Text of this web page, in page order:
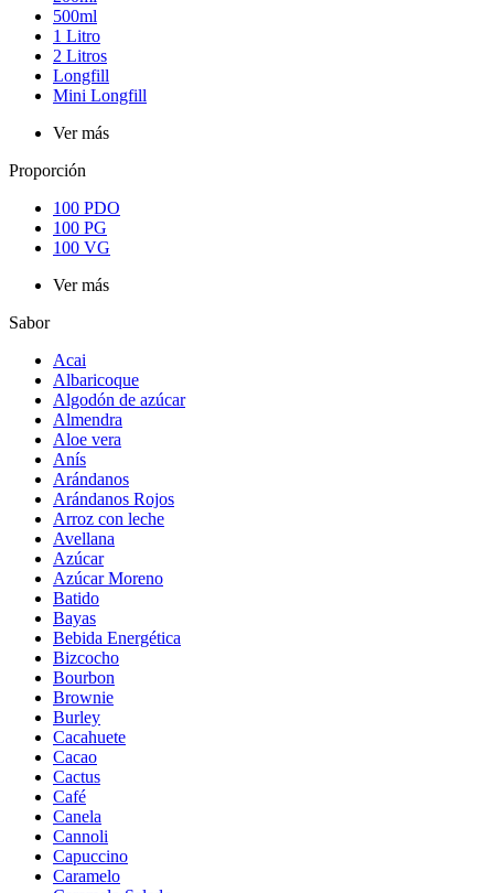
500ml
1 Litro
2 Litros
Longfill
Mini Longfill
Ver más
Proporción
100 PDO
100 PG
100 VG
Ver más
Sabor
Acai
Albaricoque
Algodón de azúcar
Almendra
Aloe vera
Anís
Arándanos
Arándanos Rojos
Arroz con leche
Avellana
Azúcar
Azúcar Moreno
Batido
Bayas
Bebida Energética
Bizcocho
Bourbon
Brownie
Burley
Cacahuete
Cacao
Cactus
Café
Canela
Cannoli
Capuccino
Caramelo